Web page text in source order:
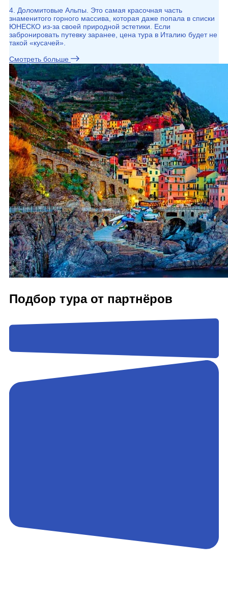
4. Доломитовые Альпы. Это самая красочная часть
знаменитого горного массива, которая даже попала в списки
ЮНЕСКО из-за своей природной эстетики. Если
забронировать путевку заранее, цена тура в Италию будет не
такой «кусачей».
Смотреть больше
Подбор тура от партнёров